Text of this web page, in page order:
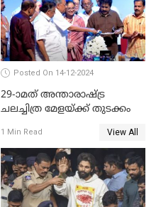
തുടങ്ങിയിട്ടുണ്ടെന്ന് നിഷ
സാരംഗ്
Posted On 14-12-2024
29-ാമത് അന്താരാഷ്‌ട്ര
ചലച്ചിത്ര മേളയ്‌ക്ക് തുടക്കം
1 Min Read View All